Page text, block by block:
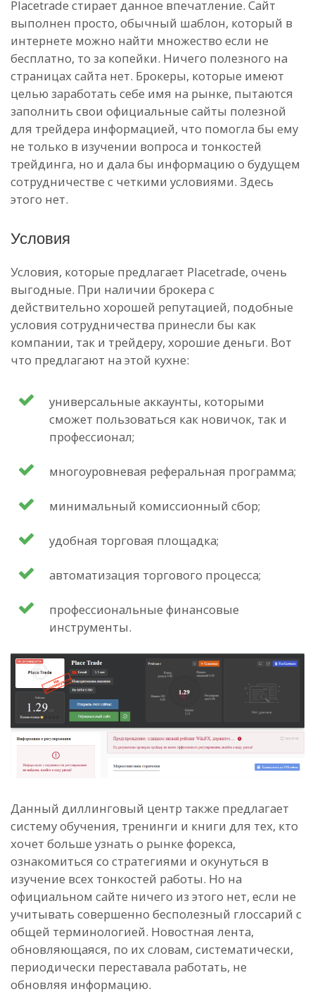
Placetrade стирает данное впечатление. Сайт
выполнен просто, обычный шаблон, который в
интернете можно найти множество если не
бесплатно, то за копейки. Ничего полезного на
страницах сайта нет. Брокеры, которые имеют
целью заработать себе имя на рынке, пытаются
заполнить свои официальные сайты полезной
для трейдера информацией, что помогла бы ему
не только в изучении вопроса и тонкостей
трейдинга, но и дала бы информацию о будущем
сотрудничестве с четкими условиями. Здесь
этого нет.
Условия
Условия, которые предлагает Placetrade, очень
выгодные. При наличии брокера с
действительно хорошей репутацией, подобные
условия сотрудничества принесли бы как
компании, так и трейдеру, хорошие деньги. Вот
что предлагают на этой кухне:
универсальные аккаунты, которыми
сможет пользоваться как новичок, так и
профессионал;
многоуровневая реферальная программа;
минимальный комиссионный сбор;
удобная торговая площадка;
автоматизация торгового процесса;
профессиональные финансовые
инструменты.
Данный диллинговый центр также предлагает
систему обучения, тренинги и книги для тех, кто
хочет больше узнать о рынке форекса,
ознакомиться со стратегиями и окунуться в
изучение всех тонкостей работы. Но на
официальном сайте ничего из этого нет, если не
учитывать совершенно бесполезный глоссарий с
общей терминологией. Новостная лента,
обновляющаяся, по их словам, систематически,
периодически переставала работать, не
обновляя информацию.